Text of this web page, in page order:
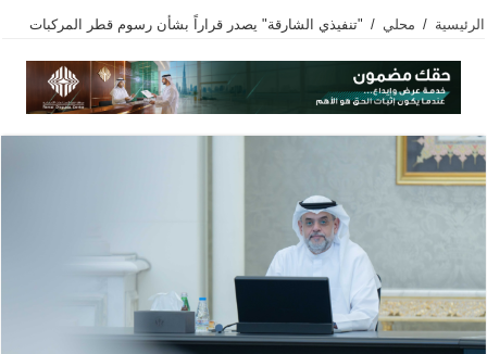
الرئيسية / محلي / "تنفيذي الشارقة" يصدر قراراً بشأن رسوم قطر المركبات